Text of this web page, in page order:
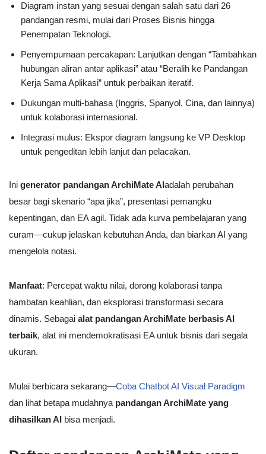
Diagram instan yang sesuai dengan salah satu dari 26
pandangan resmi, mulai dari Proses Bisnis hingga
Penempatan Teknologi.
Penyempurnaan percakapan: Lanjutkan dengan “Tambahkan
hubungan aliran antar aplikasi” atau “Beralih ke Pandangan
Kerja Sama Aplikasi” untuk perbaikan iteratif.
Dukungan multi-bahasa (Inggris, Spanyol, Cina, dan lainnya)
untuk kolaborasi internasional.
Integrasi mulus: Ekspor diagram langsung ke VP Desktop
untuk pengeditan lebih lanjut dan pelacakan.
Ini generator pandangan ArchiMate AIadalah perubahan
besar bagi skenario “apa jika”, presentasi pemangku
kepentingan, dan EA agil. Tidak ada kurva pembelajaran yang
curam—cukup jelaskan kebutuhan Anda, dan biarkan AI yang
mengelola notasi.
Manfaat: Percepat waktu nilai, dorong kolaborasi tanpa
hambatan keahlian, dan eksplorasi transformasi secara
dinamis. Sebagai alat pandangan ArchiMate berbasis AI
terbaik, alat ini mendemokratisasi EA untuk bisnis dari segala
ukuran.
Mulai berbicara sekarang—Coba Chatbot AI Visual Paradigm
dan lihat betapa mudahnya pandangan ArchiMate yang
dihasilkan AI bisa menjadi.